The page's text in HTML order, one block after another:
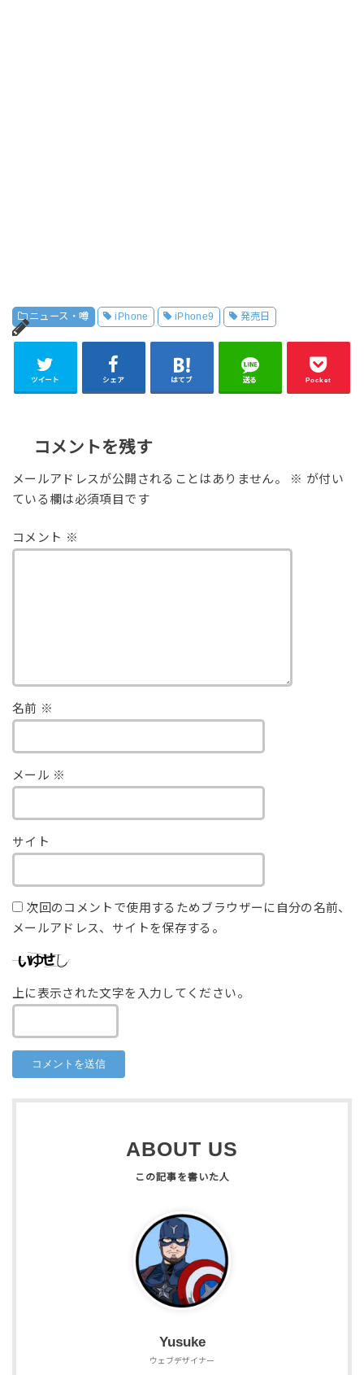
ニュース・噂 iPhone iPhone9 発売日
ツイート シェア はてブ 送る Pocket
コメントを残す
メールアドレスが公開されることはありません。 ※ が付い
ている欄は必須項目です
コメント ※
名前 ※
メール ※
サイト
次回のコメントで使用するためブラウザーに自分の名前、
メールアドレス、サイトを保存する。
上に表示された文字を入力してください。
ABOUT US
Yusuke
ウェブデザイナー